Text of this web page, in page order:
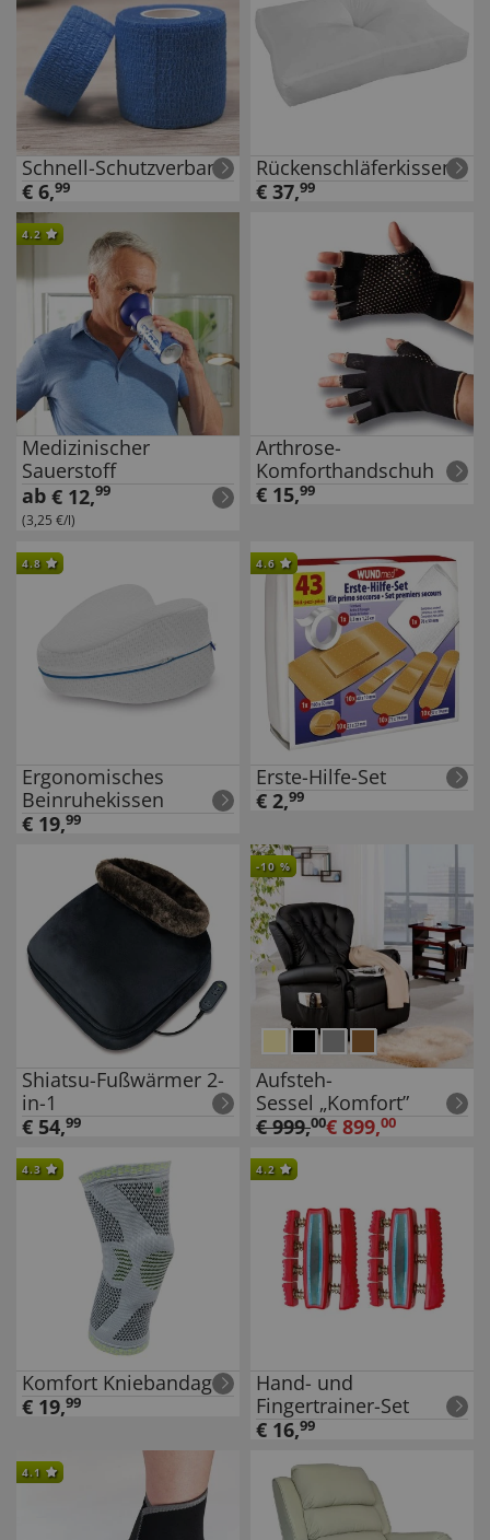
Schnell-Schutzverband
€ 6,99
Rückenschläferkissen
€ 37,99
4.2
Medizinischer
Sauerstoff
ab € 12,99
(3,25 €/l)
Arthrose-
Komforthandschuh
€ 15,99
4.8
Ergonomisches
Beinruhekissen
€ 19,99
4.6
Erste-Hilfe-Set
€ 2,99
Shiatsu-Fußwärmer 2-
in-1
€ 54,99
-10 %
Aufsteh-
Sessel „Komfort”
€999,00€ 899,00
4.3
Komfort Kniebandage
€ 19,99
4.2
Hand- und
Fingertrainer-Set
€ 16,99
4.1